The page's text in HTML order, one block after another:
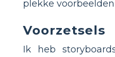
plekke
Voorzetsels
Ik heb